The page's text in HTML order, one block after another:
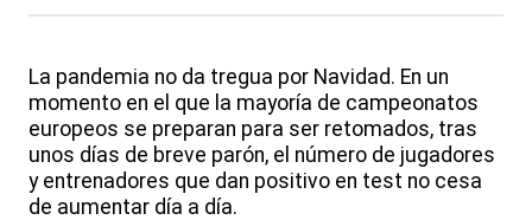
La pandemia no da tregua por Navidad. En un
momento en el que la mayoría de campeonatos
europeos se preparan para ser retomados, tras
unos días de breve parón, el número de jugadores
y entrenadores que dan positivo en test no cesa
de aumentar día a día.